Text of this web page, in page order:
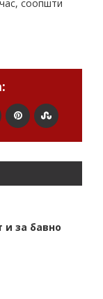
соопшти
и за бавно